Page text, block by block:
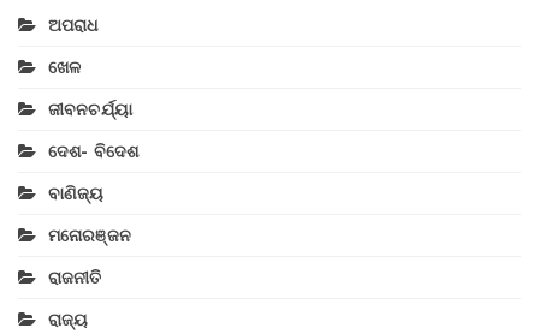
ଅପରାଧ
ଖେଳ
ଜୀବନଚର୍ଯ୍ୟା
ଦେଶ- ବିଦେଶ
ବାଣିଜ୍ୟ
ମନୋରଞ୍ଜନ
ରାଜନୀତି
ରାଜ୍ୟ